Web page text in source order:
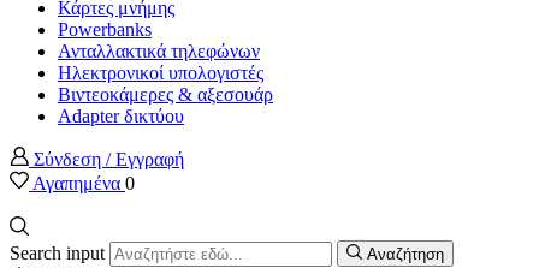
Κάρτες μνήμης
Powerbanks
Ανταλλακτικά τηλεφώνων
Ηλεκτρονικοί υπολογιστές
Βιντεοκάμερες & αξεσουάρ
Adapter δικτύου
Σύνδεση / Εγγραφή
Αγαπημένα 0
Search input Αναζήτηση